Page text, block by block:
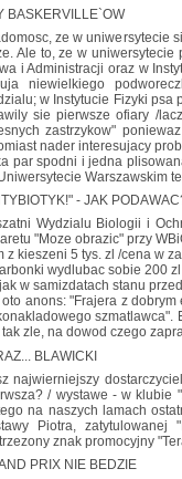
BASKERVILLE`OW
ze w uniwersytecie
Ale to, ze w
i Administracji oraz w
niewielkiego
w Instytucie Fizyki psa
sie pierwsze ofiary /
zastrzykow"
nader interesujacy
par spodni i jedna
Warszawskim
- JAK
Wydzialu Biologii i
"Moze obrazic" przy
z kieszeni 5 tys. zl /cena w
wydlubac sobie 200
w samizdatach stanu
oto anons: "Frajera z
szmatlawca".
zle, na dowod czego
BLAWICKI
najwierniejszy
/ wystawe - w klubie
na naszych lamach
Piotra, zatytulowanej
znak promocyjny
PRIX NIE BEDZIE